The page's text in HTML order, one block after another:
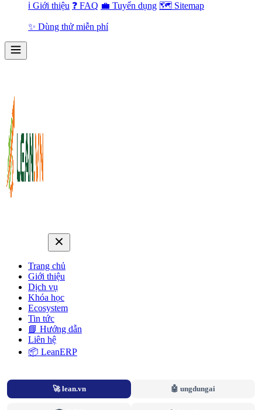
ℹ️ Giới thiệu ❓ FAQ 💼 Tuyển dụng 🗺️ Sitemap
✨ Dùng thử miễn phí
Trang chủ
Giới thiệu
Dịch vụ
Khóa học
Ecosystem
Tin tức
📘 Hướng dẫn
Liên hệ
📦 LeanERP
🚀 lean.vn 🤖 ungdungai